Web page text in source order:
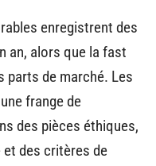
enregistrent des
an, alors que la fast
parts de marché. Les
frange de
des pièces éthiques,
des critères de